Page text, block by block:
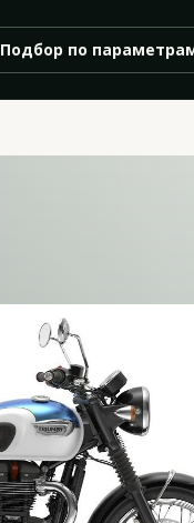
Подбор по